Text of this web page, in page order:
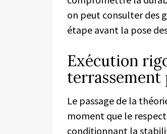
on peut consulter des
étape avant la pose
Exécution
terrassement
Le passage de la
moment que le
conditionnant la